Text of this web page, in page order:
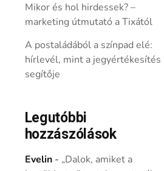
Mikor és hol hirdessek? –
marketing útmutató a Tixától
A postaládából a színpad elé:
hírlevél, mint a jegyértékesítés
segítője
Legutóbbi
hozzászólások
Evelin- „Dalok, amiket a